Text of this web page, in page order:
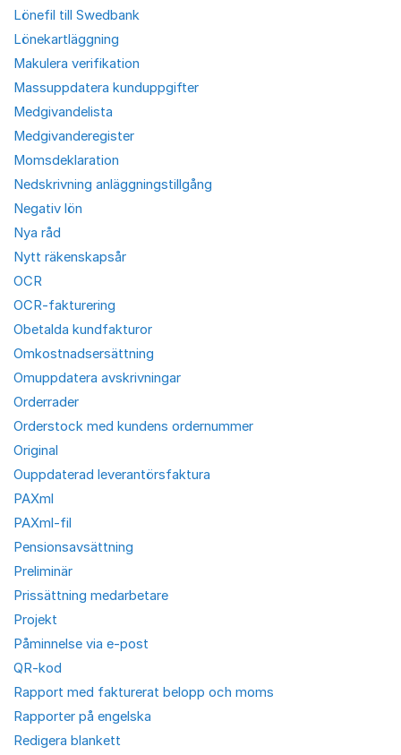
Lönefil till Swedbank
Lönekartläggning
Makulera verifikation
Massuppdatera kunduppgifter
Medgivandelista
Medgivanderegister
Momsdeklaration
Nedskrivning anläggningstillgång
Negativ lön
Nya råd
Nytt räkenskapsår
OCR
OCR-fakturering
Obetalda kundfakturor
Omkostnadsersättning
Omuppdatera avskrivningar
Orderrader
Orderstock med kundens ordernummer
Original
Ouppdaterad leverantörsfaktura
PAXml
PAXml-fil
Pensionsavsättning
Preliminär
Prissättning medarbetare
Projekt
Påminnelse via e-post
QR-kod
Rapport med fakturerat belopp och moms
Rapporter på engelska
Redigera blankett